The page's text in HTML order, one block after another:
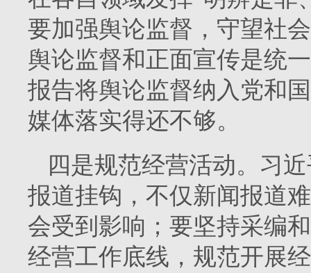
要加强舆论监督，守望社
舆论监督和正面宣传是统
报告将舆论监督纳入党和
媒体落实得还不够。
四是规范经营活动。习
报道挂钩，不仅新闻报道
会受到影响；要坚持采编
经营工作底线，规范开展